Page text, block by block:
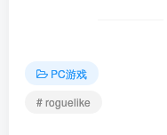
PC游戏
# roguelike